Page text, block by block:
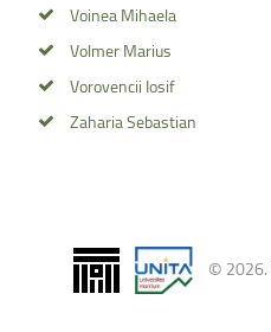
Voinea Mihaela
Volmer Marius
Vorovencii Iosif
Zaharia Sebastian
© 2026.